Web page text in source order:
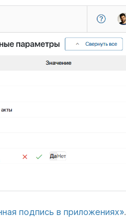
подпись в приложениях».